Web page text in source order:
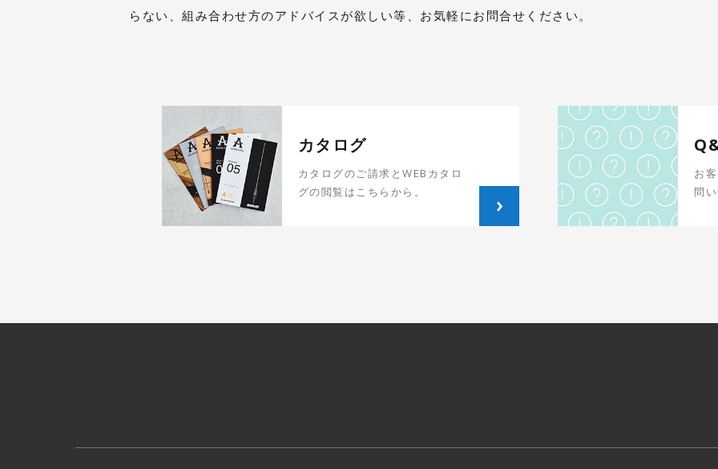
らない、組み合わせ方のアドバイスが欲しい等、お気軽にお問合せください。
カタログ
カタログのご請求とWEBカタロ
グの閲覧はこちらから。
お
問